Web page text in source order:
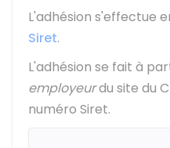
L'adhésion s'effectue
Siret.
L'adhésion se fait à
employeurdu site du
numéro Siret.